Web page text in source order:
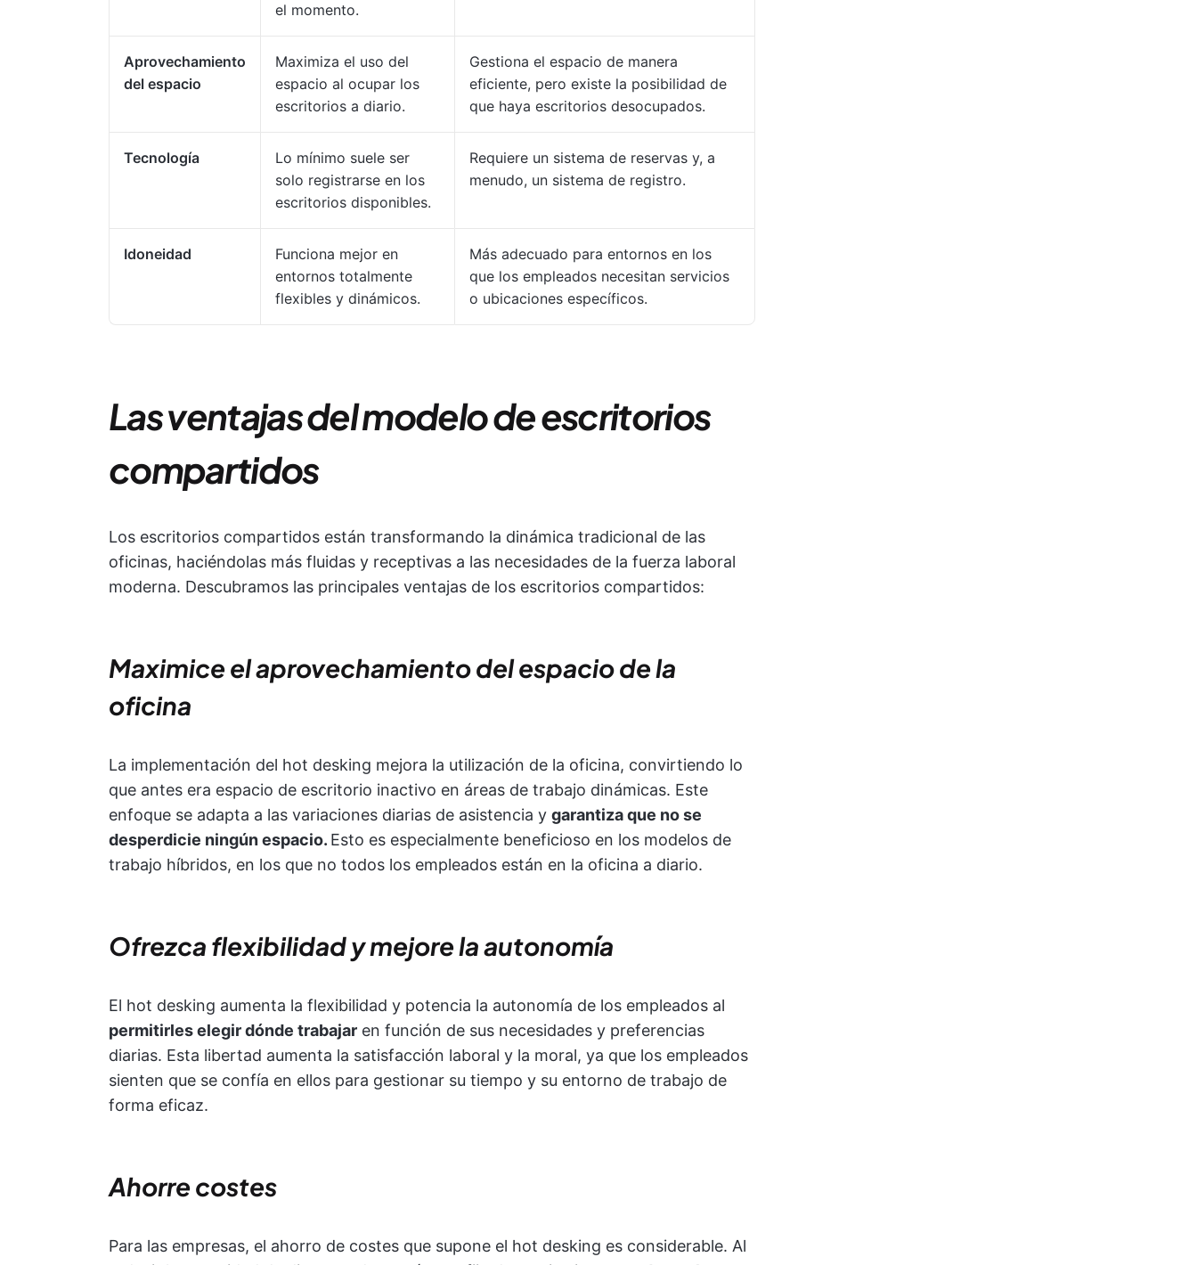
el momento.
Aprovechamiento
del espacio
Maximiza el uso del
espacio al ocupar los
escritorios a diario.
Gestiona el espacio de manera
eficiente, pero existe la posibilidad de
que haya escritorios desocupados.
Tecnología
Lo mínimo suele ser
solo registrarse en los
escritorios disponibles.
Requiere un sistema de reservas y, a
menudo, un sistema de registro.
Idoneidad
Funciona mejor en
entornos totalmente
flexibles y dinámicos.
Más adecuado para entornos en los
que los empleados necesitan servicios
o ubicaciones específicos.
Las ventajas del modelo de escritorios
compartidos
Los escritorios compartidos están transformando la dinámica tradicional de las
oficinas, haciéndolas más fluidas y receptivas a las necesidades de la fuerza laboral
moderna. Descubramos las principales ventajas de los escritorios compartidos:
Maximice el aprovechamiento del espacio de la
oficina
La implementación del hot desking mejora la utilización de la oficina, convirtiendo lo
que antes era espacio de escritorio inactivo en áreas de trabajo dinámicas. Este
enfoque se adapta a las variaciones diarias de asistencia y garantiza que no se
desperdicie ningún espacio. Esto es especialmente beneficioso en los modelos de
trabajo híbridos, en los que no todos los empleados están en la oficina a diario.
Ofrezca flexibilidad y mejore la autonomía
El hot desking aumenta la flexibilidad y potencia la autonomía de los empleados al
permitirles elegir dónde trabajar en función de sus necesidades y preferencias
diarias. Esta libertad aumenta la satisfacción laboral y la moral, ya que los empleados
sienten que se confía en ellos para gestionar su tiempo y su entorno de trabajo de
forma eficaz.
Ahorre costes
Para las empresas, el ahorro de costes que supone el hot desking es considerable. Al